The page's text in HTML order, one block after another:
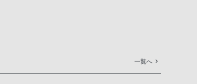
一覧へ